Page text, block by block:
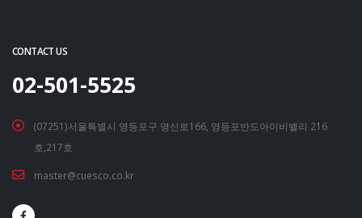
CONTACT US
02-501-5525
(07251)서울특별시 영등포구 영신로166, 영등포반도아이비밸리 216
호,217호
master@cuesco.co.kr